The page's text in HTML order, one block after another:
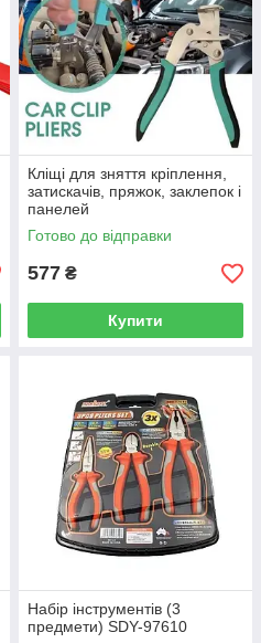
Кліщі для зняття кріплення,
затискачів, пряжок, заклепок і
панелей
Готово до відправки
577 ₴
Купити
Набір інструментів (3
предмети) SDY-97610